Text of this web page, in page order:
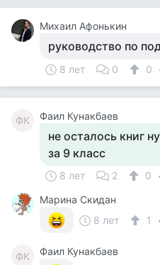
Михаил Афонькин
руководство по
8 лет 0 0
ФК Фаил Кунакбаев
не осталось книг
за 9 класс
8 лет 2
0
Марина Скидан
8 лет
1
ФК
Фаил Кунакбаев